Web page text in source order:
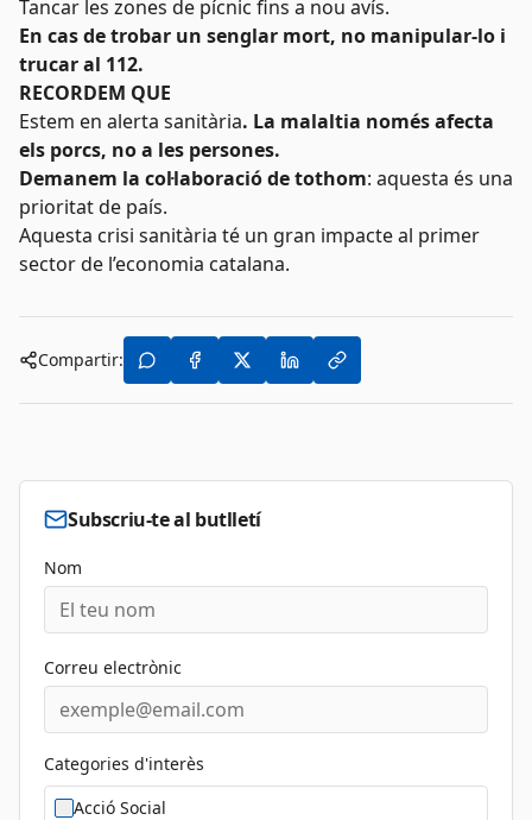
Tancar les zones de pícnic fins a nou avís.
En cas de trobar un senglar mort, no manipular-lo i
trucar al 112.
RECORDEM QUE
Estem en alerta sanitària. La malaltia només afecta
els porcs, no a les persones.
Demanem la col·laboració de tothom: aquesta és una
prioritat de país.
Aquesta crisi sanitària té un gran impacte al primer
sector de l’economia catalana.
Compartir:
Subscriu-te al butlletí
Nom
Correu electrònic
Categories d'interès
Acció Social